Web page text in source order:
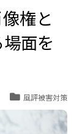
権と
面を
風評被害対策